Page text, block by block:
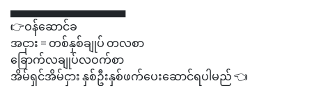
▄▄▄▄▄▄▄▄▄▄▄▄▄▄▄
👉ဝန်ဆောင်ခ
အငှား = တစ်နှစ်ချုပ် တလစာ
ခြောက်လချုပ်လဝက်စာ
အိမ်ရှင်အိမ်ငှား နှစ်ဦးနှစ်ဖက်ပေးဆောင်ရပါမည် 👈